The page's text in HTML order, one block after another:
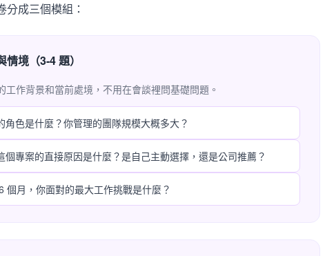
成三個模組：
情境（3-4 題）
工作背景和當前處境，不用在會談裡問基礎問題。
角色是什麼？你管理的團隊規模大概多大？
個專案的直接原因是什麼？是自己主動選擇，還是公司推薦？
個月，你面對的最大工作挑戰是什麼？